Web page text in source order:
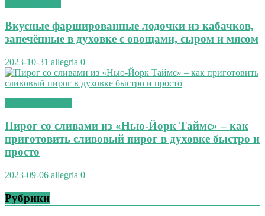
Вкусные фаршированные лодочки из кабачков,
запечённые в духовке с овощами, сыром и мясом
2023-10-31 allegria 0
Пирог со сливами из «Нью-Йорк Таймс» – как
приготовить сливовый пирог в духовке быстро и
просто
2023-09-06 allegria 0
Рубрики